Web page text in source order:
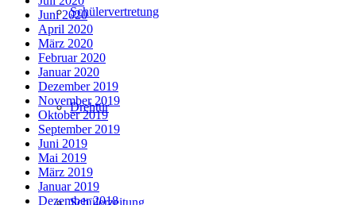
Schülervertretung
Drehtür
Schülerzeitung
Juni 2020
April 2020
März 2020
Februar 2020
Januar 2020
Dezember 2019
November 2019
Oktober 2019
September 2019
Juni 2019
Mai 2019
März 2019
Januar 2019
Dezember 2018